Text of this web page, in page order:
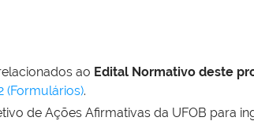
ao Edital Normativo deste
(Formulários).
de Ações Afirmativas da UFOB para